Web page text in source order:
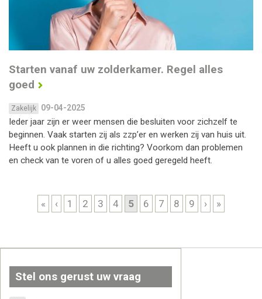
Starten vanaf uw zolderkamer. Regel alles
goed
Zakelijk 09-04-2025
Ieder jaar zijn er weer mensen die besluiten voor zichzelf te
beginnen. Vaak starten zij als zzp’er en werken zij van huis uit.
Heeft u ook plannen in die richting? Voorkom dan problemen
en check van te voren of u alles goed geregeld heeft.
Pagina's
« ‹ 1 2 3 4 5 6 7 8 9 › »
Stel ons gerust uw vraag